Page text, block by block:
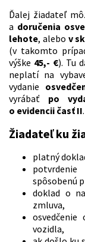
Ďalej žiadateľ
a doručenia
lehote, alebo v
(v takomto
výške 45,- €). Tu
neplatí na
vydanie
vyrábať po
o evidencii časť II.
Žiadateľ ku
platný
spôsobenú
doklad o
zmluva,
vozidla,